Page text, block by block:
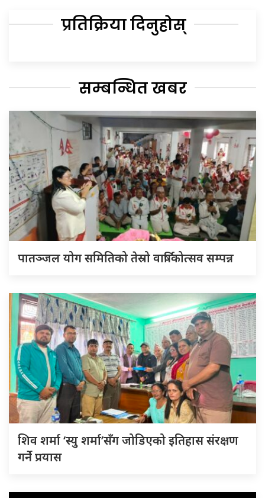
प्रतिक्रिया दिनुहोस्
सम्बन्धित खबर
पातञ्जल योग समितिको तेस्रो वार्षिकोत्सव सम्पन्न
शिव शर्मा ‘स्यु शर्मा’सँग जोडिएको इतिहास संरक्षण
गर्ने प्रयास